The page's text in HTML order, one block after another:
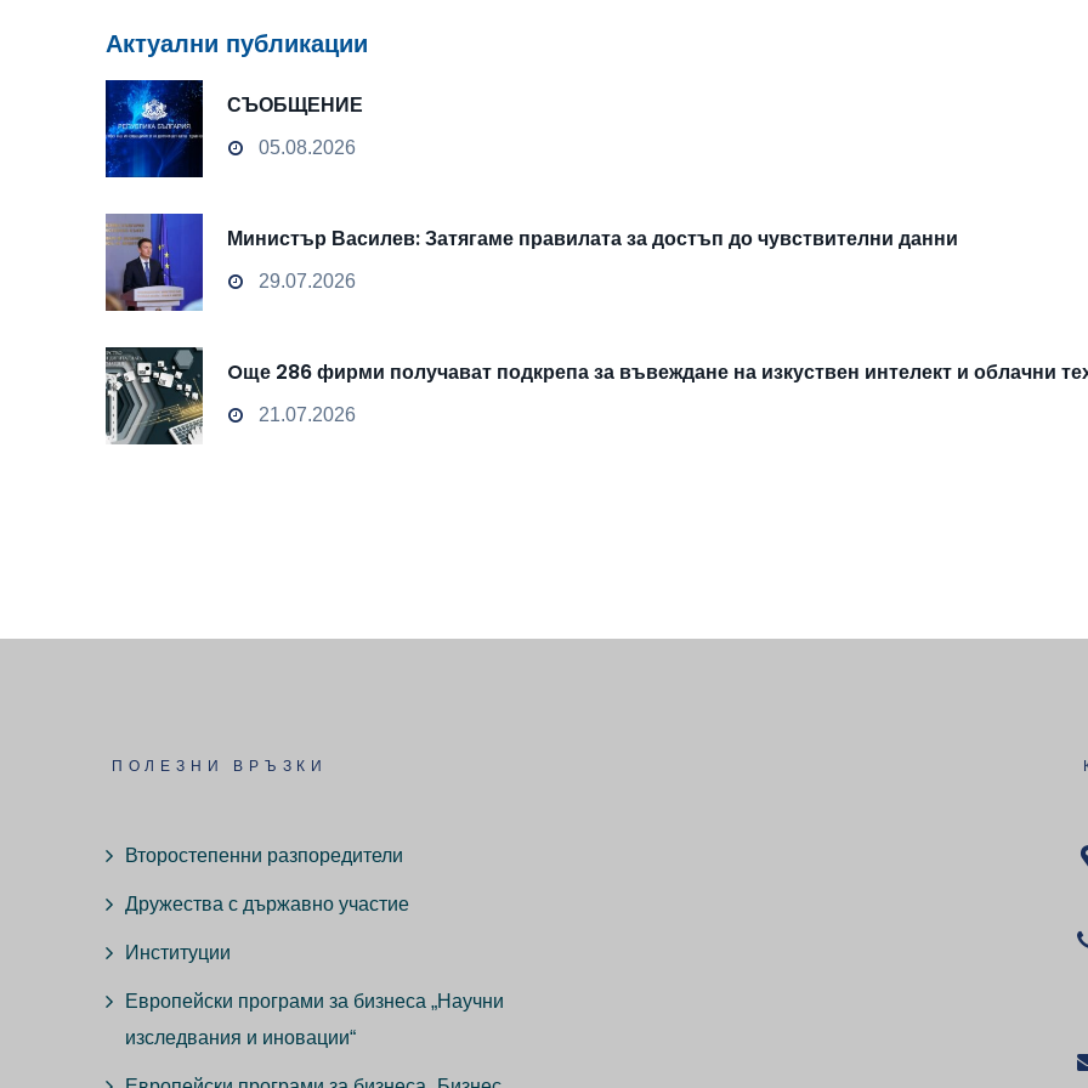
Актуални публикации
СЪОБЩЕНИЕ
05.08.2026
Министър Василев: Затягаме правилата за достъп до чувствителни данни
29.07.2026
Oще 286 фирми получават подкрепа за въвеждане на изкуствен интелект и облачни
21.07.2026
ПОЛЕЗНИ ВРЪЗКИ
Второстепенни разпоредители
Дружества с държавно участие
Институции
Европейски програми за бизнеса „Научни
изследвания и иновации“